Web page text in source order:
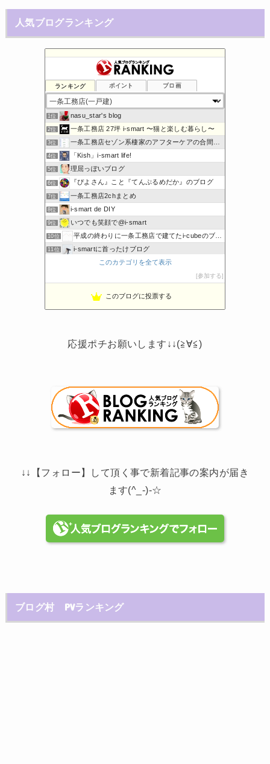
人気ブログランキング
ランキング ポイント ブロ画
1位 nasu_star's blog
2位 一条工務店 27坪 i-smart 〜猫と楽しむ暮らし〜
3位 一条工務店セゾン系棲家のアフターケアの合間に綴るブログ
4位 「Kish」i-smart life!
5位 理屈っぽいブログ
6位 『ぴよさん』こと『てんぷるめだか』のブログ
7位 一条工務店2chまとめ
8位 i-smart de DIY
9位 いつでも笑顔で@i-smart
10位 平成の終わりに一条工務店で建てたi-cubeのブログ
11位 i-smartに首ったけブログ
節約しないエコライフ
わかまっちょのおうち
このカテゴリを全て表示
参加する
このブログに投票する
応援ポチお願いします↓↓(≧∀≦)
↓↓【フォロー】して頂く事で新着記事の案内が届き
ます(^_-)-☆
ブログ村 PVランキング